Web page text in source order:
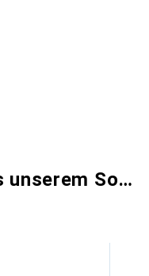
Weitere Produkte aus unserem Sortiment